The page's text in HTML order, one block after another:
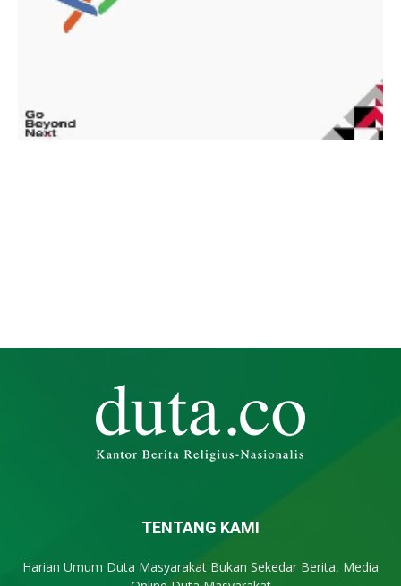
TENTANG KAMI
Harian Umum Duta Masyarakat Bukan Sekedar Berita, Media